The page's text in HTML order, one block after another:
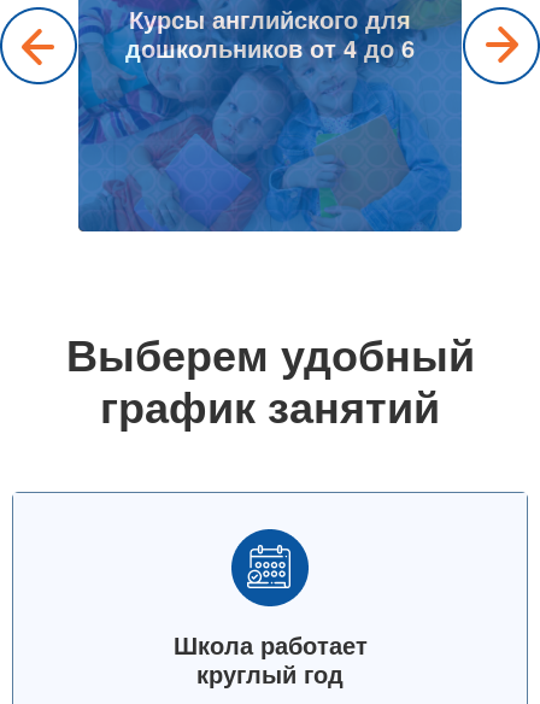
Курсы английского для
дошкольников от 4 до 6
Выберем удобный
график занятий
Школа работает
круглый год